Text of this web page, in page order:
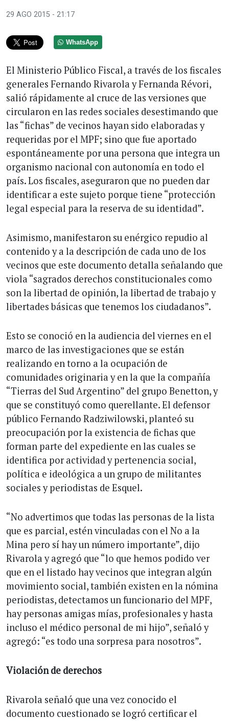
29 AGO 2015 - 21:17
WhatsApp
El Ministerio Público Fiscal, a través de los fiscales
generales Fernando Rivarola y Fernanda Révori,
salió rápidamente al cruce de las versiones que
circularon en las redes sociales desestimando que
las “fichas” de vecinos hayan sido elaboradas y
requeridas por el MPF; sino que fue aportado
espontáneamente por una persona que integra un
organismo nacional con autonomía en todo el
país. Los fiscales, aseguraron que no pueden dar
identificar a este sujeto porque tiene “protección
legal especial para la reserva de su identidad”.
Asimismo, manifestaron su enérgico repudio al
contenido y a la descripción de cada uno de los
vecinos que este documento detalla señalando que
viola “sagrados derechos constitucionales como
son la libertad de opinión, la libertad de trabajo y
libertades básicas que tenemos los ciudadanos”.
Esto se conoció en la audiencia del viernes en el
marco de las investigaciones que se están
realizando en torno a la ocupación de
comunidades originaria y en la que la compañía
“Tierras del Sud Argentino” del grupo Benetton, y
que se constituyó como querellante. El defensor
público Fernando Radziwilowski, planteó su
preocupación por la existencia de fichas que
forman parte del expediente en las cuales se
identifica por actividad y pertenencia social,
política e ideológica a un grupo de militantes
sociales y periodistas de Esquel.
“No advertimos que todas las personas de la lista
que es parcial, estén vinculadas con el No a la
Mina pero sí hay un número importante”, dijo
Rivarola y agregó que “lo que hemos podido ver
que en el listado hay vecinos que integran algún
movimiento social, también existen en la nómina
periodistas, detectamos un funcionario del MPF,
hay personas amigas mías, profesionales y hasta
incluso el médico personal de mi hijo”, señaló y
agregó: “es todo una sorpresa para nosotros”.
Violación de derechos
Rivarola señaló que una vez conocido el
documento cuestionado se logró certificar el